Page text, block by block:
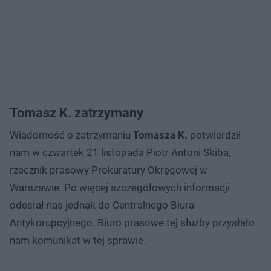
Tomasz K. zatrzymany
Wiadomość o zatrzymaniu Tomasza K. potwierdził
nam w czwartek 21 listopada Piotr Antoni Skiba,
rzecznik prasowy Prokuratury Okręgowej w
Warszawie. Po więcej szczegółowych informacji
odesłał nas jednak do Centralnego Biura
Antykorupcyjnego. Biuro prasowe tej służby przysłało
nam komunikat w tej sprawie.